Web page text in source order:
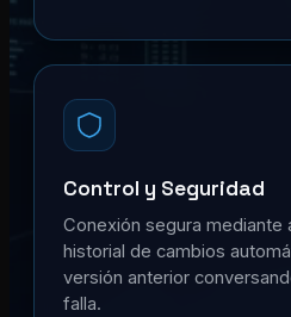
Control y Seguridad
Conexión segura mediante
historial de cambios
versión anterior
falla.